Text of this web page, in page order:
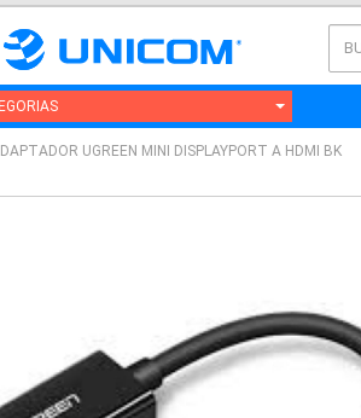
UGREEN MINI DISPLAYPORT A HDMI BK